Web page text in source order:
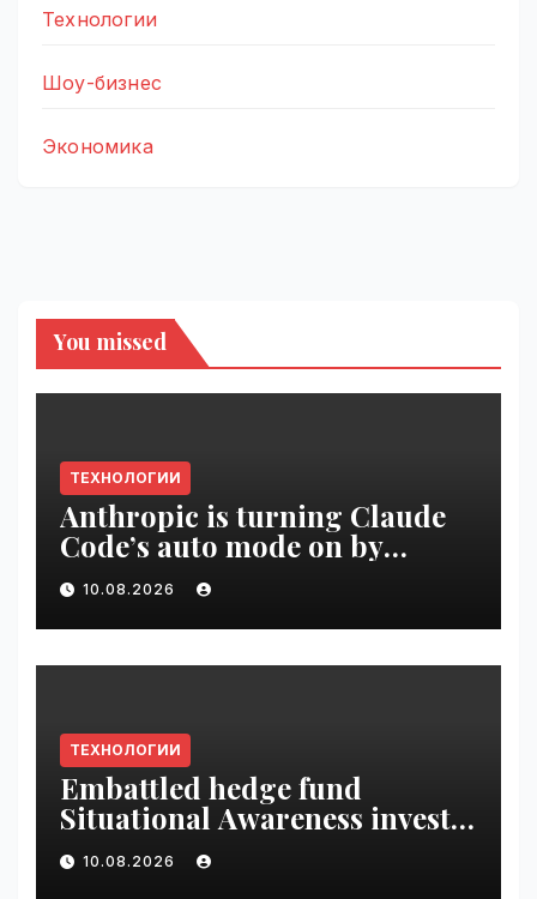
Технологии
Шоу-бизнес
Экономика
You missed
ТЕХНОЛОГИИ
Anthropic is turning Claude
Code’s auto mode on by
default | VseTime.ru
10.08.2026
ТЕХНОЛОГИИ
Embattled hedge fund
Situational Awareness invests
$400M in chip startup Source
Foundry | VseTime.ru
10.08.2026